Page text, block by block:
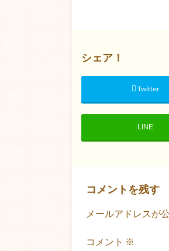
シェア！
Twitter
LINE
コメントを残す
メールアドレスが
コメント ※